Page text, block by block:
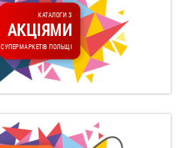
КАТАЛОГИ З
АКЦІЯМИ
СУПЕРМАРКЕТІВ ПОЛЬЩІ